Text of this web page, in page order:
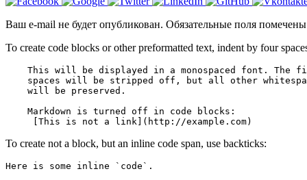
Ваш e-mail не будет опубликован. Обязательные поля помечены
To create code blocks or other preformatted text, indent by four
To create not a block, but an inline code span, use backticks:
Here is some inline `code`.